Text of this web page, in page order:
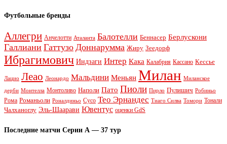
Футбольные бренды
Аллегри Анчелотти Аталанта Балотелли Беннасер Берлускони
Галлиани Гаттузо Доннарумма Жиру Зеедорф
Ибрагимович Индзаги Интер Кака Калабрия Кассано Кессье
Лацио Леао Леонардо Мальдини Меньян Милан Миланское
дерби Монтелла Монтоливо Наполи Пато Пиоли Пирло Пулишич Робиньо
Рома Романьоли Роналдиньо Сусо Тео Эрнандес Тиаго Силва Томори Тонали
Чалханоглу Эль-Шаарави Ювентус оценки GdS
Последние матчи Серии А — 37 тур